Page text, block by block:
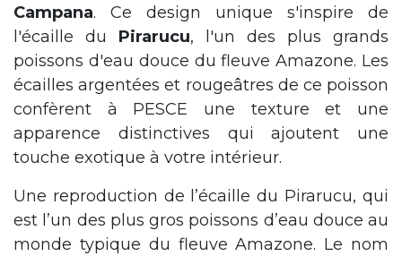
Campana. Ce design unique s'inspire de
l'écaille du Pirarucu, l'un des plus grands
poissons d'eau douce du fleuve Amazone. Les
écailles argentées et rougeâtres de ce poisson
confèrent à PESCE une texture et une
apparence distinctives qui ajoutent une
touche exotique à votre intérieur.
Une reproduction de l’écaille du Pirarucu, qui
est l’un des plus gros poissons d’eau douce au
monde typique du fleuve Amazone. Le nom